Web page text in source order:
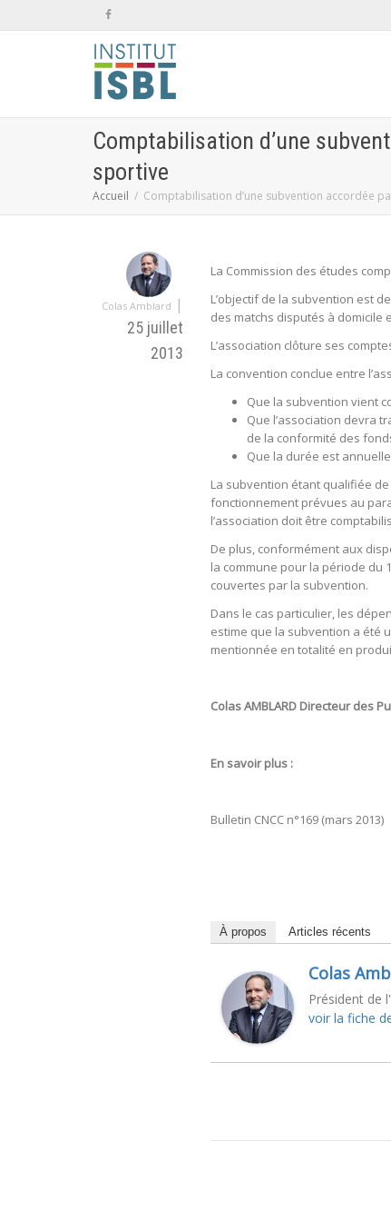
Comptabilisation d’une
sportive
Accueil Comptabilisation d’une subvention accordée
Colas Amblard |
25 juillet
2013
La Commission des études
L’objectif de la subvention est
des matchs disputés à domicile
L’association clôture ses
La convention conclue entre
Que la subvention vient
Que l’association devra
de la conformité des
Que la durée est
La subvention étant qualifiée
fonctionnement prévues au
l’association doit être
De plus, conformément aux
la commune pour la période du 1
couvertes par la subvention.
Dans le cas particulier, les
estime que la subvention a été
mentionnée en totalité en
Colas AMBLARD Directeur des
En savoir plus :
Bulletin CNCC n°169 (mars 2013)
À propos Articles récents
Colas
Président de
voir la fiche